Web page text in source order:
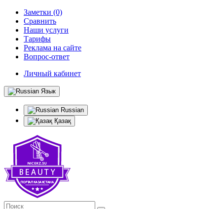
Заметки (0)
Сравнить
Наши услуги
Тарифы
Реклама на сайте
Вопрос-ответ
Личный кабинет
Язык
Russian
Қазақ